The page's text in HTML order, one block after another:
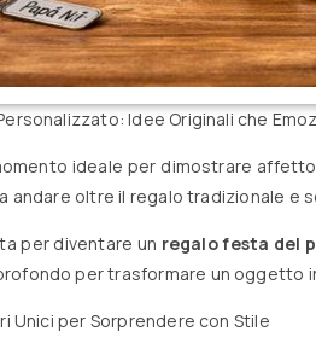
Idee Originali che
ideale per dimostrare
andare oltre il regalo tradizionale e
per diventare un regalo festa del
per trasformare un oggetto
Unici per Sorprendere con Stile